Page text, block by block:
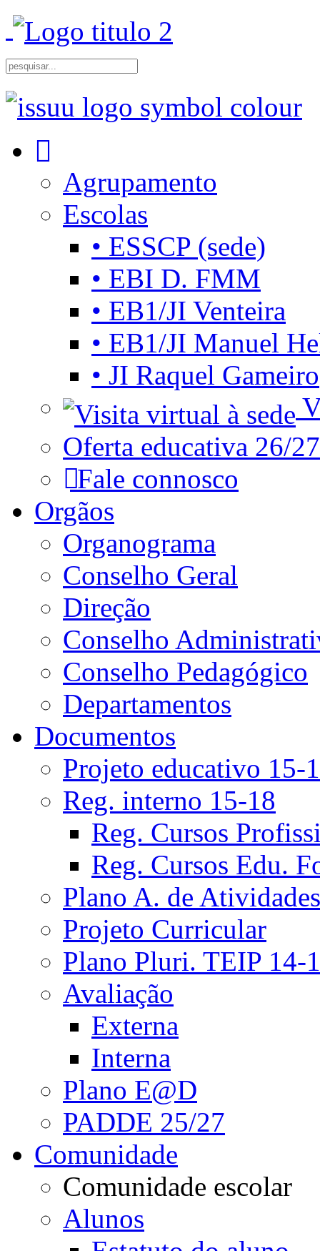
Agrupamento
Escolas
• ESSCP (sede)
• EBI D. FMM
• EB1/JI Venteira
• EB1/JI Manuel
• JI Raquel Gameiro
Oferta educativa 26/27
Fale connosco
Orgãos
Organograma
Conselho Geral
Direção
Conselho
Conselho Pedagógico
Departamentos
Documentos
Projeto educativo 15-
Reg. interno 15-18
Reg. Cursos
Reg. Cursos Edu.
Plano A. de Atividades
Projeto Curricular
Plano Pluri. TEIP 14-
Avaliação
Externa
Interna
Plano E@D
PADDE 25/27
Comunidade
Comunidade escolar
Alunos